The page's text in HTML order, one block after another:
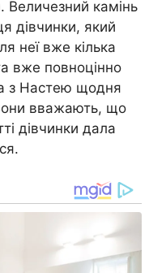
Величезний камінь
дівчинки, який
неї вже кілька
вже повноцінно
з Настею щодня
вважають, що
дівчинки дала